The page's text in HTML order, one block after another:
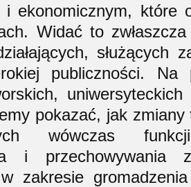
i ekonomicznym, które
Widać to
służących
publiczności. Na
pokazać, jak zmiany
wówczas
i przechowywania
zakresie